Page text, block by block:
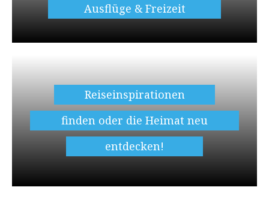
Ausflüge & Freizeit
Reiseinspirationen
finden oder die Heimat neu
entdecken!